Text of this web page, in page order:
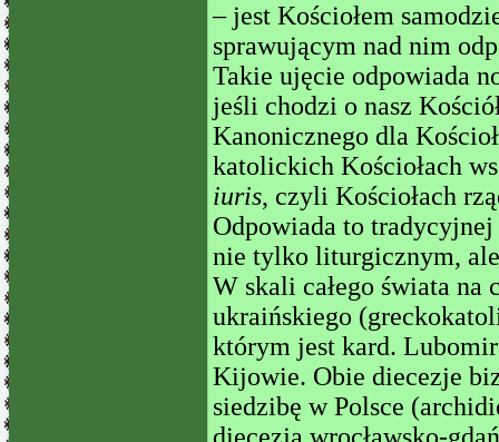
– jest Kościołem
sprawującym nad nim
Takie ujęcie odpowiada
jeśli chodzi o nasz
Kanonicznego dla
katolickich Kościołach
iuris, czyli Kościołach
Odpowiada to
nie tylko liturgicznym,
W skali całego świata na
ukraińskiego
którym jest kard.
Kijowie. Obie diecezje
siedzibę w Polsce